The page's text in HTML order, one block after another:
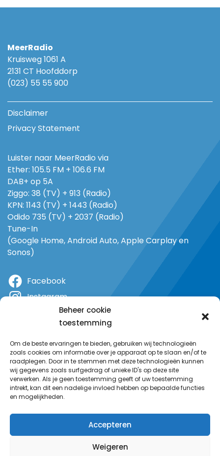
Beheer cookie
toestemming
Om de beste ervaringen te bieden, gebruiken wij technologieën
zoals cookies om informatie over je apparaat op te slaan en/of te
raadplegen. Door in te stemmen met deze technologieën kunnen
wij gegevens zoals surfgedrag of unieke ID's op deze site
verwerken. Als je geen toestemming geeft of uw toestemming
intrekt, kan dit een nadelige invloed hebben op bepaalde functies
en mogelijkheden.
Accepteren
Weigeren
MeerRadio
Kruisweg 1061 A
2131 CT Hoofddorp
(023) 55 55 900
Disclaimer
Privacy Statement
Luister naar MeerRadio via
Ether: 105.5 FM + 106.6 FM
DAB+ op 5A
Ziggo: 38 (TV) + 913 (Radio)
KPN: 1143 (TV) + 1443 (Radio)
Odido 735 (TV) + 2037 (Radio)
Tune-In
(Google Home, Android Auto, Apple Carplay en
Sonos)
Facebook
Instagram
YouTube